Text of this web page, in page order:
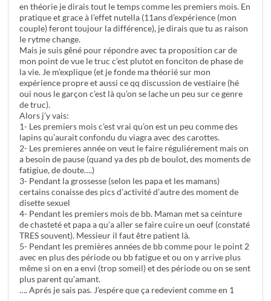
en théorie je dirais tout le temps comme les premiers mois. En
pratique et grace à l’effet nutella (11ans d’expérience (mon
couple) feront toujour la différence), je dirais que tu as raison
le rytme change.
Mais je suis gêné pour répondre avec ta proposition car de
mon point de vue le truc c’est plutot en fonciton de phase de
la vie. Je m’explique (et je fonde ma théorié sur mon
expérience propre et aussi ce qq discussion de vestiaire (hé
oui nous le garçon c’est là qu’on se lache un peu sur ce genre
de truc).
Alors j’y vais:
1- Les premiers mois c’est vrai qu’on est un peu comme des
lapins qu’aurait confondu du viagra avec des carottes.
2- Les premieres année on veut le faire réguliérement mais on
a besoin de pause (quand ya des pb de boulot, des moments de
fatigiue, de doute….)
3- Pendant la grossesse (selon les papa et les mamans)
certains conaisse des pics d’activité d’autre des moment de
disette sexuel
4- Pendant les premiers mois de bb. Maman met sa ceinture
de chasteté et papa a qu’a aller se faire cuire un oeuf (constaté
TRES souvent). Messieur il faut être patient là.
5- Pendant les premières années de bb comme pour le point 2
avec en plus des période ou bb fatigue et ou on y arrive plus
même si on en a envi (trop someil) et des période ou on se sent
plus parent qu’amant.
…. Aprés je sais pas. J’espére que ça redevient comme en 1